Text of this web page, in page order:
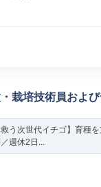
栽培技術員およ
救う次世代イチゴ】育種
週休2日...